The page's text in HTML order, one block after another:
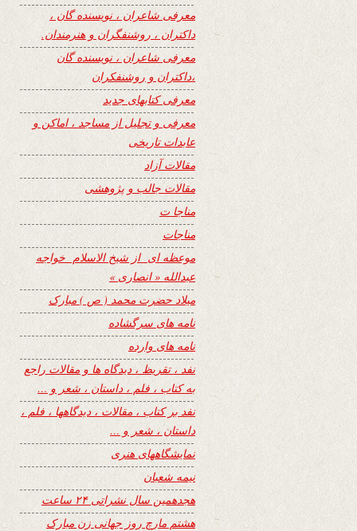
معرفی شاعران ، نویسنده گان ،
داکتران ، روشنفگران و هنرمندان.
معرفی شاعران ، نویسنده گان
،داکتران و روشنفکران
معرفی کتابهای جدید
معرفی و تجلیل از مساجد ، اماکن و
عابدات تاریخی
مقالات آزاد
مقالات جالب و پژوهشی
مناجا ت
مناجات
موعظه ای از شیخ الاسلام خواجه
عبدالله « انصاری »
میلاد حضرت محمد ( ص ) مبارک
نامه های سرگشاده
نامه های وارده
نفد ، تقریظ ، دیدگاه ها و مقالات راجع
به کتاب ، فلم ، داستان ، شعر و …
نفد بر کتاب ، مقالات ، دیدگاهها ، فلم ،
داستان ، شعر و …
نمایشگاههای هنری
نیمه شعبان
هجدهمین سال نشراتی ۲۴ ساعت
هشتم مارچ روز جهانی زن مبارک